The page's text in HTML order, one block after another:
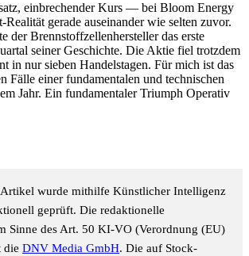
einbrechender Kurs — bei Bloom Energy
gerade auseinander wie selten zuvor.
der Brennstoffzellenhersteller das erste
seiner Geschichte. Die Aktie fiel trotzdem
in nur sieben Handelstagen. Für mich ist das
Fälle einer fundamentalen und technischen
Jahr. Ein fundamentaler Triumph Operativ
wurde mithilfe Künstlicher Intelligenz
geprüft. Die redaktionelle
Sinne des Art. 50 KI-VO (Verordnung (EU)
die DNV Media GmbH. Die auf Stock-